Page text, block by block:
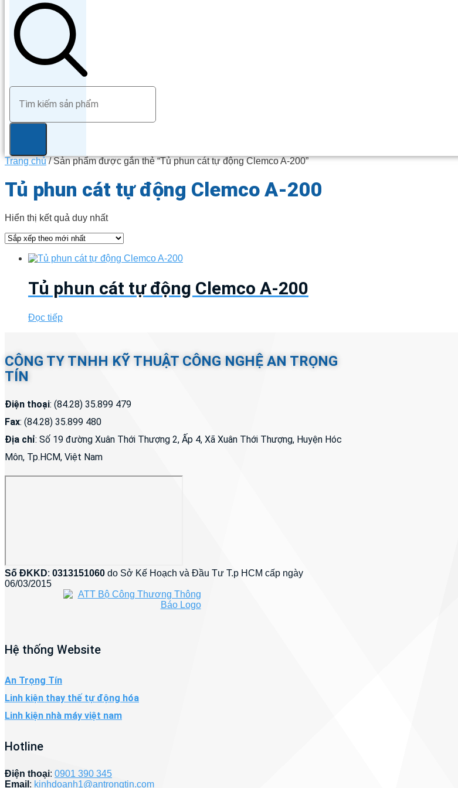
Trang chủ/ Sản phẩm được gắn thẻ “Tủ phun cát tự động Clemco A-200”
Tủ phun cát tự động Clemco A-200
Hiển thị kết quả duy nhất
Tủ phun cát tự động Clemco A-200
Đọc tiếp
CÔNG TY TNHH KỸ THUẬT CÔNG NGHỆ AN TRỌNG
TÍN
Điện thoại: (84.28) 35.899 479
Fax: (84.28) 35.899 480
Địa chỉ: Số 19 đường Xuân Thới Thượng 2, Ấp 4, Xã Xuân Thới Thượng, Huyện Hóc
Môn, Tp.HCM, Việt Nam
Số ĐKKD: 0313151060 do Sở Kế Hoạch và Đầu Tư T.p HCM cấp ngày
06/03/2015
Hệ thống Website
An Trọng Tín
Linh kiện thay thế tự động hóa
Linh kiện nhà máy việt nam
Hotline
Điện thoại: 0901 390 345
Email : kinhdoanh1@antrongtin.com